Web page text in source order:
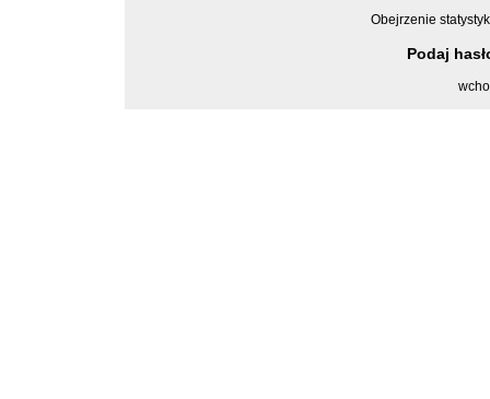
Obejrzenie
Podaj